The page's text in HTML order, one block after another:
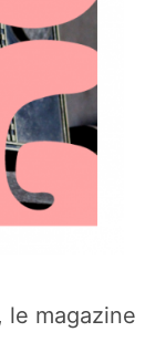
le magazine